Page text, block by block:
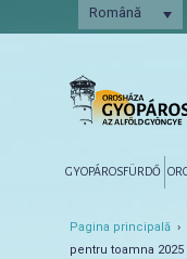
Română
Tovább az
Tovább a
GYOPÁROSFÜRDŐ
Pagina principală ›
pentru toamna 2025